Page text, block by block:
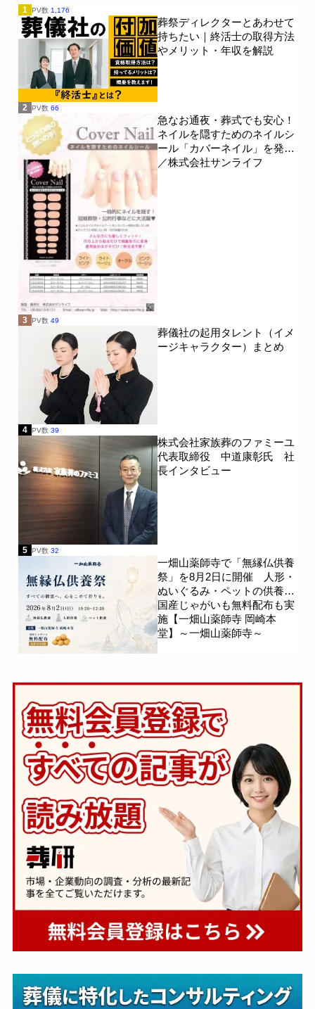
1 PV数 1,176
葬祭ディレクターとあわせて
持ちたい｜終活士の取得方法
やメリット・年収を解説
2 PV数 66
急なお通夜・葬式でも安心！
ネイルを隠すためのネイルシ
ール「カバーネイル」を発売
／株式会社サンライフ
3 PV数 49
葬儀社の起用タレント（イメ
ージキャラクター）まとめ
4 PV数 39
株式会社家族葬のファミーユ
代表取締役 中道康彰氏 社
長インタビュー
5 PV数 32
一畑山薬師寺で「無縁仏供養
祭」を8月2日に開催 人形・
ぬいぐるみ・ペットの供養、
国産じゃがいも無料配布も実
施【一畑山薬師寺 岡崎本
堂】～一畑山薬師寺～